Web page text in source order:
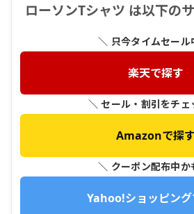
ローソンTシャツ は以下の
＼ 只今タイムセール
楽天で探す
＼ セール・割引をチェ
Amazonで探す
＼ クーポン配布中か
Yahoo!ショッピング